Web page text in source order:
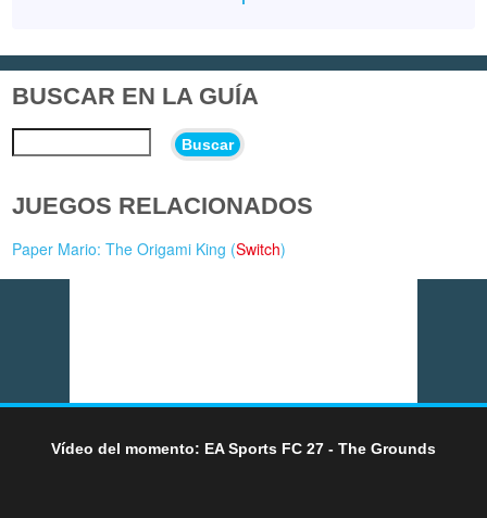
BUSCAR EN LA GUÍA
Buscar
JUEGOS RELACIONADOS
Paper Mario: The Origami King (Switch)
Vídeo del momento: EA Sports FC 27 - The Grounds